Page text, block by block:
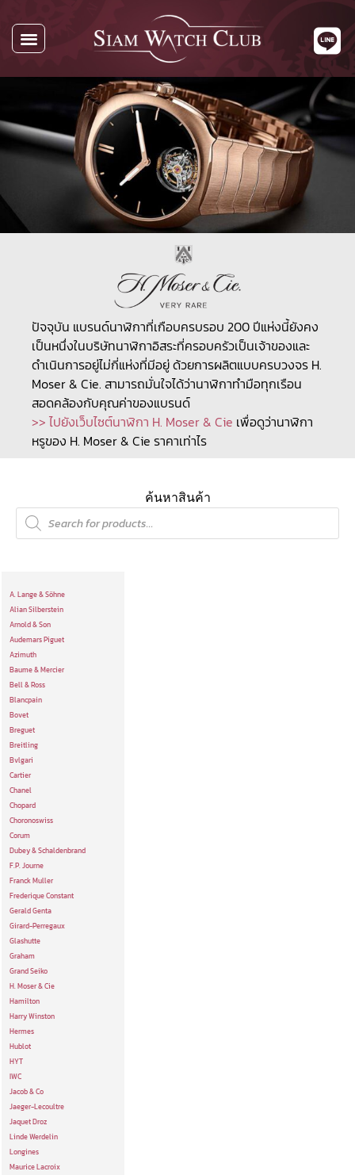
ปัจจุบัน แบรนด์นาฬิกาที่เกือบครบรอบ 200 ปีแห่งนี้ยังคง
เป็นหนึ่งในบริษัทนาฬิกาอิสระที่ครอบครัวเป็นเจ้าของและ
ดำเนินการอยู่ไม่กี่แห่งที่มีอยู่ ด้วยการผลิตแบบครบวงจร H.
Moser & Cie. สามารถมั่นใจได้ว่านาฬิกาทำมือทุกเรือน
สอดคล้องกับคุณค่าของแบรนด์
>> ไปยังเว็บไซต์นาฬิกา H. Moser & Cie เพื่อดูว่านาฬิกา
หรูของ H. Moser & Cie ราคาเท่าไร
ค้นหาสินค้า
A. Lange & Söhne
Alian Silberstein
Arnold & Son
Audemars Piguet
Azimuth
Baume & Mercier
Bell & Ross
Blancpain
Bovet
Breguet
Breitling
Bvlgari
Cartier
Chanel
Chopard
Choronoswiss
Corum
Dubey & Schaldenbrand
F.P. Journe
Franck Muller
Frederique Constant
Gerald Genta
Girard-Perregaux
Glashutte
Graham
Grand Seiko
H. Moser & Cie
Hamilton
Harry Winston
Hermes
Hublot
HYT
IWC
Jacob & Co
Jaeger-Lecoultre
Jaquet Droz
Linde Werdelin
Longines
Maurice Lacroix